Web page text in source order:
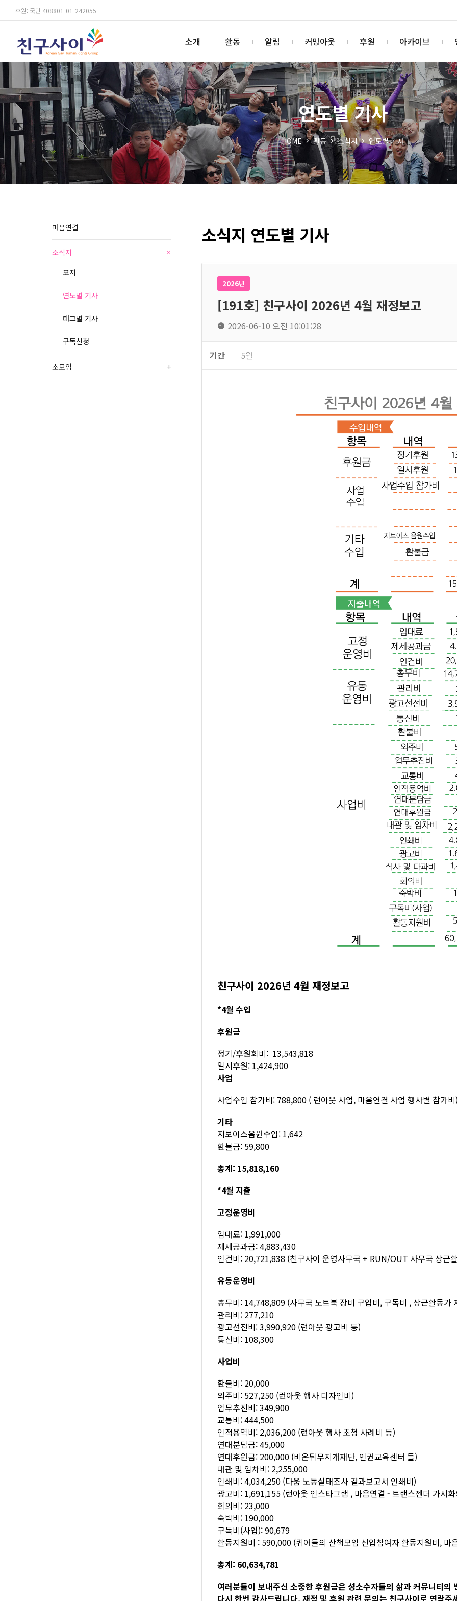
후원: 국민 408801-01-242055
소개 활동 알림 커밍아웃 후원 아카이브
연도별 기사
HOME 활동 소식지 연도별 기사
마음연결
소식지 +
표지
연도별 기사
태그별 기사
구독신청
소모임 +
소식지 연도별 기사
2026년
[191호] 친구사이 2026년 4월 재정보고
2026-06-10 오전 10:01:28
기간 5월
친구사이 2026년 4월 재정보고
*4월 수입
후원금
정기/후원회비: 13,543,818
일시후원: 1,424,900
사업
사업수입 참가비: 788,800 ( 런아웃 사업, 마음연결 사업 행사별 참가
기타
지보이스음원수입: 1,642
환불금: 59,800
총계: 15,818,160
*4월 지출
고정운영비
임대료: 1,991,000
제세공과금: 4,883,430
인건비: 20,721,838 (친구사이 운영사무국 + RUN/OUT 사무국 상근
유동운영비
총무비: 14,748,809 (사무국 노트북 장비 구입비, 구독비 , 상근활동가
관리비: 277,210
광고선전비: 3,990,920 (런아웃 광고비 등)
통신비: 108,300
사업비
환불비: 20,000
외주비: 527,250 (런아웃 행사 디자인비)
업무추진비: 349,900
교통비: 444,500
인적용역비: 2,036,200 (런아웃 행사 초청 사례비 등)
연대분담금: 45,000
연대후원금: 200,000 (비온뒤무지개재단, 인권교육센터 들)
대관 및 임차비: 2,255,000
인쇄비: 4,034,250 (다움 노동실태조사 결과보고서 인쇄비)
광고비: 1,691,155 (런아웃 인스타그램 , 마음연결 - 트랜스젠더 가시
회의비: 23,000
숙박비: 190,000
구독비(사업): 90,679
활동지원비 : 590,000 (퀴어들의 산책모임 신입참여자 활동지원비, 마
총계: 60,634,781
여러분들이 보내주신 소중한 후원금은 성소수자들의 삶과 커뮤니티의
다시 한번 감사드립니다. 재정 및 후원 관련 문의는 친구사이로 연락주